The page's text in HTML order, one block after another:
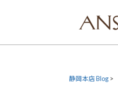
静岡本店 Blog >